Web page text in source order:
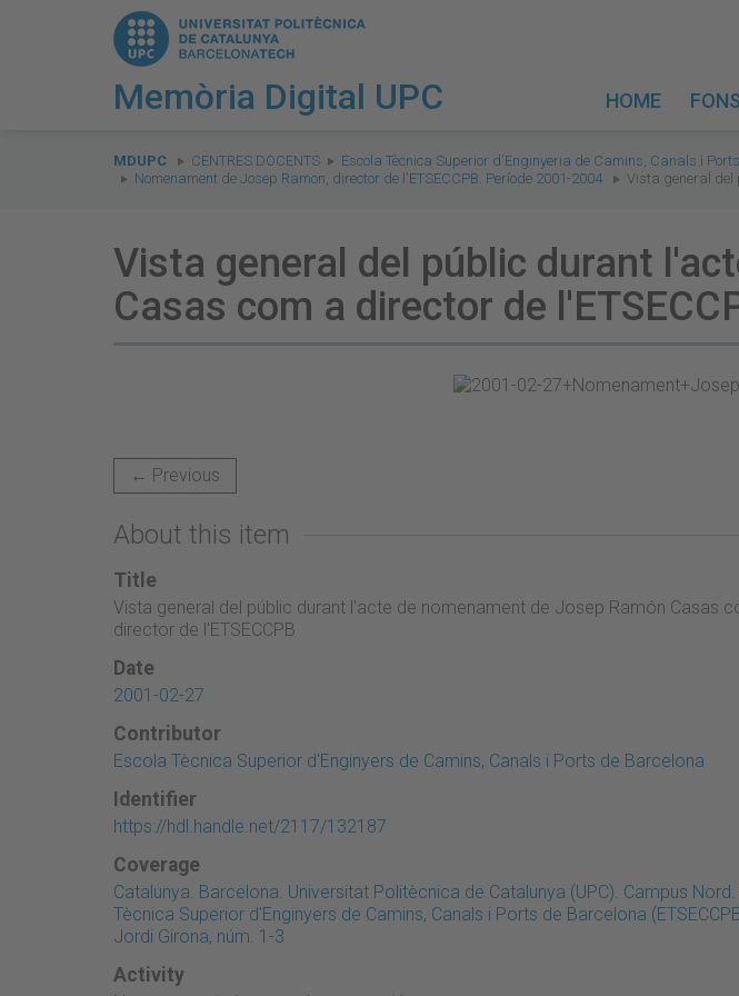
Memòria Digital UPC HOME FONS
are
here:
MDUPC CENTRES DOCENTS Escola Tècnica Superior d'Enginyeria de Camins, Canals i
Nomenament de Josep Ramon, director de l'ETSECCPB. Període 2001-2004
Vista general del
Vista general del públic durant
Casas com a director de
← Previous
About this item
Title
Vista general del públic durant l'acte de nomenament de Josep Ramón Casas
director de l'ETSECCPB
Date
2001-02-27
Contributor
Escola Tècnica Superior d'Enginyers de Camins, Canals i Ports de Barcelona
Identifier
https://hdl.handle.net/2117/132187
Coverage
Catalunya. Barcelona. Universitat Politècnica de Catalunya (UPC). Campus
Tècnica Superior d'Enginyers de Camins, Canals i Ports de Barcelona
Jordi Girona, núm. 1-3
Activity